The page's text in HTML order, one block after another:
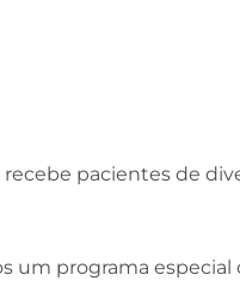
pacientes de
um programa